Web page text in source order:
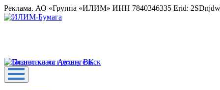
Реклама. АО «Группа «ИЛИМ» ИНН 7840346335 Erid: